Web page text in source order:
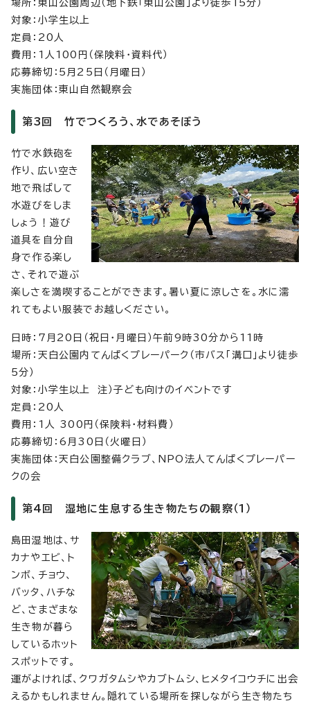
場所：東山公園周辺（地下鉄「東山公園」より徒歩15分）
対象：小学生以上
定員：20人
費用：1人100円（保険料・資料代）
応募締切：5月25日（月曜日）
実施団体：東山自然観察会
第3回 竹でつくろう、水であそぼう
竹で水鉄砲を
作り、広い空き
地で飛ばして
水遊びをしま
しょう！遊び
道具を自分自
身で作る楽し
さ、それで遊ぶ
楽しさを満喫することができます。暑い夏に涼しさを。水に濡
れてもよい服装でお越しください。
日時：7月20日（祝日・月曜日）午前9時30分から11時
場所：天白公園内てんぱくプレーパーク（市バス「溝口」より徒歩
5分）
対象：小学生以上 注）子ども向けのイベントです
定員：20人
費用：1人 300円（保険料・材料費）
応募締切：6月30日（火曜日）
実施団体：天白公園整備クラブ、NPO法人てんぱくプレーパー
クの会
第4回 湿地に生息する生き物たちの観察（1）
島田湿地は、サ
カナやエビ、ト
ンボ、チョウ、
バッタ、ハチな
ど、さまざまな
生き物が暮ら
しているホット
スポットです。
運がよければ、クワガタムシやカブトムシ、ヒメタイコウチに出会
えるかもしれません。隠れている場所を探しながら生き物たち